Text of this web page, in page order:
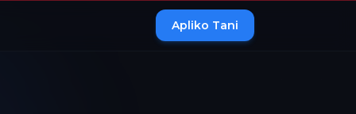
Apliko Tani